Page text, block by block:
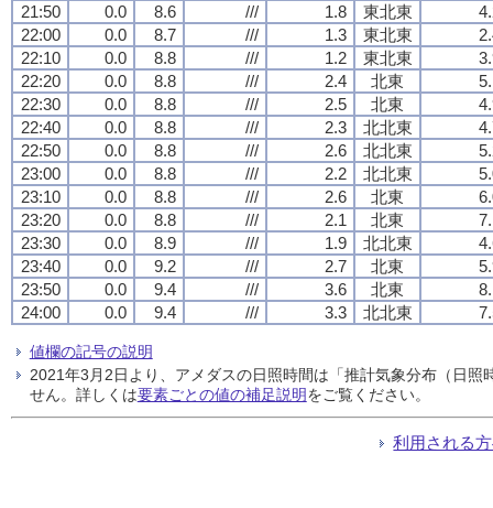
21:50
0.0 8.6 /// 1.8 東北東
22:00
0.0 8.7 /// 1.3 東北東
22:10
0.0 8.8 /// 1.2 東北東
22:20
0.0 8.8 /// 2.4 北東
22:30
0.0 8.8 /// 2.5 北東
22:40
0.0 8.8 /// 2.3 北北東
22:50
0.0 8.8 /// 2.6 北北東
23:00
0.0 8.8 /// 2.2 北北東
23:10
0.0 8.8 /// 2.6 北東
23:20
0.0 8.8 /// 2.1 北東
23:30
0.0 8.9 /// 1.9 北北東
23:40
0.0 9.2 /// 2.7 北東
23:50
0.0 9.4 /// 3.6 北東
24:00
0.0 9.4 /// 3.3 北北東
値欄の記号の説明
2021年3月2日より、アメダスの日照時間は「推計気象分布（日
せん。詳しくは要素ごとの値の補足説明をご覧ください。
利用される